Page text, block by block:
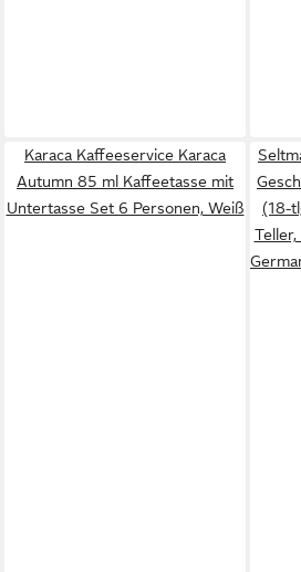
Karaca Kaffeeservice Karaca
Autumn 85 ml Kaffeetasse mit
Untertasse Set 6 Personen, Weiß
(18-